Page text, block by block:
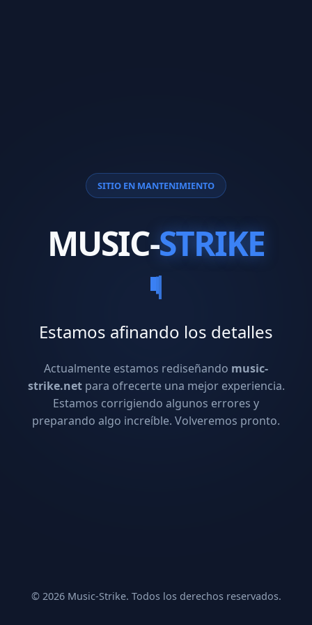
SITIO EN MANTENIMIENTO
MUSIC-STRIKE
Estamos afinando los detalles
Actualmente estamos rediseñando music-
strike.netpara ofrecerte una mejor experiencia.
Estamos corrigiendo algunos errores y
preparando algo increíble. Volveremos pronto.
© 2026 Music-Strike. Todos los derechos reservados.